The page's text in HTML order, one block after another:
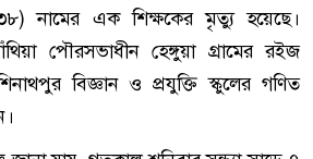
নামের এক শিক্ষকের মৃত্যু হয়েছে।
পৌরসভাধীন হেঙ্গুয়া গ্রামের রইজ
বিজ্ঞান ও প্রযুক্তি স্কুলের গণিত